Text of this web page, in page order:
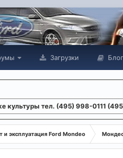
Загрузки
культуры тел. (495) 998-0111
и эксплуатация Ford Mondeo